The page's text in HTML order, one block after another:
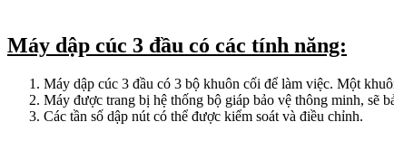
Máy dập cúc 3 đầu có các tính năng:
Máy dập cúc 3 đầu có 3 bộ khuôn cối để làm việc. Một
Máy được trang bị hệ thống bộ giáp bảo vệ thông minh, sẽ
Các tần số dập nút có thể được kiểm soát và điều chỉnh.